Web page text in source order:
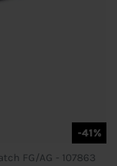
-41%
FG/AG - 107863